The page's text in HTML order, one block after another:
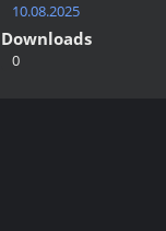
10.08.2025
Downloads
0